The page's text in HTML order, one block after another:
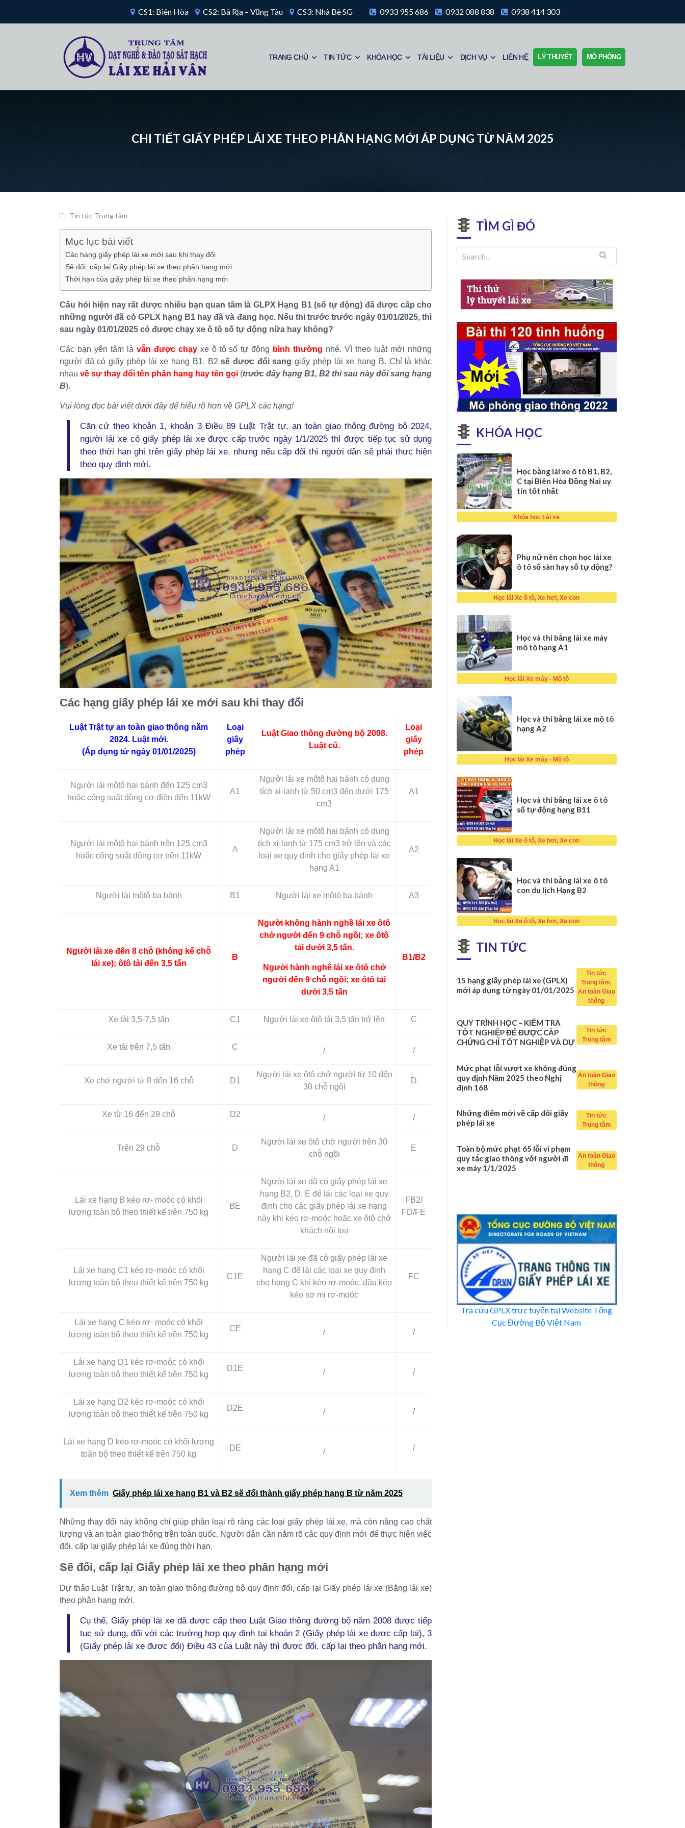
CS1: Biên Hòa CS2: Bà Rịa – Vũng Tàu CS3: Nhà Bè SG 0933 955 686 0932 088 838 0938 414 303
TRANG CHỦ TIN TỨC KHÓA HỌC TÀI LIỆU DỊCH VỤ LIÊN HỆ LÝ THUYẾT MÔ PHỎNG
CHI TIẾT GIẤY PHÉP LÁI XE THEO PHÂN HẠNG MỚI ÁP DỤNG TỪ NĂM 2025
Tin tức Trung tâm
Mục lục bài viết
Các hạng giấy phép lái xe mới sau khi thay đổi
Sẽ đổi, cấp lại Giấy phép lái xe theo phân hạng mới
Thời hạn của giấy phép lái xe theo phân hạng mới
Câu hỏi hiện nay rất được nhiều bạn quan tâm là GLPX Hạng B1 (số tự động) đã được cấp cho
những người đã có GPLX hạng B1 hay đã và đang học. Nếu thi trước trước ngày 01/01/2025, thì
sau ngày 01/01/2025 có được chạy xe ô tô số tự động nữa hay không?
Các bạn yên tâm là vẫn được chạyxe ô tô số tự động bình thường nhé. Vì theo luật mới những
người đã có giấy phép lái xe hạng B1, B2sẽ được đổi sang giấy phép lái xe hạng B. Chỉ là khác
nhau về sự thay đổi tên phân hạng hay tên gọi (trước đây hạng B1, B2 thì sau này đổi sang hạng
B).
Vui lòng đọc bài viết dưới đây để hiểu rõ hơn về GPLX các hạng!
Căn cứ theo khoản 1, khoản 3 Điều 89 Luật Trật tự, an toàn giao thông đường bộ 2024,
người lái xe có giấy phép lái xe được cấp trước ngày 1/1/2025 thì được tiếp tục sử dụng
theo thời hạn ghi trên giấy phép lái xe, nhưng nếu cấp đổi thì người dân sẽ phải thực hiện
theo quy định mới.
Các hạng giấy phép lái xe mới sau khi thay đổi
Luật Trật tự an toàn giao thông năm
2024. Luật mới.
(Áp dụng từ ngày 01/01/2025)
Loại
giấy
phép
Luật Giao thông đường bộ 2008.
Luật cũ.
Loại
giấy
phép
Người lái môtô hai bánh đến 125 cm3
hoặc công suất động cơ điện đến 11kW
A1
Người lái xe môtô hai bánh có dung
tích xi-lanh từ 50 cm3 đến dưới 175
cm3
A1
Người lái môtô hai bánh trên 125 cm3
hoặc công suất động cơ trên 11kW
A
Người lái xe môtô hai bánh có dung
tích xi-lanh từ 175 cm3 trở lên và các
loại xe quy định cho giấy phép lái xe
hạng A1
A2
Người lái môtô ba bánh B1 Người lái xe môtô ba bánh A3
Người lái xe đến 8 chỗ (không kể chỗ
lái xe); ôtô tải đến 3,5 tấn
B
Người không hành nghề lái xe ôtô
chở người đến 9 chỗ ngồi; xe ôtô
tải dưới 3,5 tấn.
Người hành nghề lái xe ôtô chở
người đến 9 chỗ ngồi; xe ôtô tải
dưới 3,5 tấn
B1/B2
Xe tải 3,5-7,5 tấn C1 Người lái xe ôtô tải 3,5 tấn trở lên C
Xe tải trên 7,5 tấn C / /
Xe chở người từ 8 đến 16 chỗ D1
Người lái xe ôtô chở người từ 10 đến
30 chỗ ngồi
D
Xe từ 16 đến 29 chỗ D2 / /
Trên 29 chỗ D
Người lái xe ôtô chở người trên 30
chỗ ngồi
E
Lái xe hạng B kéo rơ- moóc có khối
lượng toàn bộ theo thiết kế trên 750 kg
BE
Người lái xe đã có giấy phép lái xe
hạng B2, D, E để lái các loại xe quy
định cho các giấy phép lái xe hạng
này khi kéo rơ-moóc hoặc xe ôtô chở
khách nối toa
FB2/
FD/FE
Lái xe hạng C1 kéo rơ-moóc có khối
lượng toàn bộ theo thiết kế trên 750 kg
C1E
Người lái xe đã có giấy phép lái xe
hạng C để lái các loại xe quy định
cho hạng C khi kéo rơ-moóc, đầu kéo
kéo sơ mi rơ-moóc
FC
Lái xe hạng C kéo rơ- moóc có khối
lượng toàn bộ theo thiết kế trên 750 kg
CE / /
Lái xe hạng D1 kéo rơ-moóc có khối
lượng toàn bộ theo thiết kế trên 750 kg
D1E / /
Lái xe hạng D2 kéo rơ-moóc có khối
lượng toàn bộ theo thiết kế trên 750 kg
D2E / /
Lái xe hạng D kéo rơ-moóc có khối lượng
toàn bộ theo thiết kế trên 750 kg
DE / /
Xem thêm Giấy phép lái xe hạng B1 và B2 sẽ đổi thành giấy phép hạng B từ năm 2025
Những thay đổi này không chỉ giúp phân loại rõ ràng các loại giấy phép lái xe, mà còn nâng cao chất
lượng và an toàn giao thông trên toàn quốc. Người dân cần nắm rõ các quy định mới để thực hiện việc
đổi, cấp lại giấy phép lái xe đúng thời hạn.
Sẽ đổi, cấp lại Giấy phép lái xe theo phân hạng mới
Dự thảo Luật Trật tự, an toàn giao thông đường bộ quy định đổi, cấp lại Giấy phép lái xe (Bằng lái xe)
theo phân hạng mới.
Cụ thể, Giấy phép lái xe đã được cấp theo Luật Giao thông đường bộ năm 2008 được tiếp
tục sử dụng, đối với các trường hợp quy định tại khoản 2 (Giấy phép lái xe được cấp lại), 3
(Giấy phép lái xe được đổi) Điều 43 của Luật này thì được đổi, cấp lại theo phân hạng mới.
TÌM GÌ ĐÓ
KHÓA HỌC
Học bằng lái xe ô tô B1, B2,
C tại Biên Hòa Đồng Nai uy
tín tốt nhất
Khóa học Lái xe
Phụ nữ nên chọn học lái xe
ô tô số sàn hay số tự động?
Học lái Xe ô tô, Xe hơi, Xe con
Học và thi bằng lái xe máy
mô tô hạng A1
Học lái Xe máy - Mô tô
Học và thi bằng lái xe mô tô
hạng A2
Học lái Xe máy - Mô tô
Học và thi bằng lái xe ô tô
số tự động hạng B11
Học lái Xe ô tô, Xe hơi, Xe con
Học và thi bằng lái xe ô tô
con du lịch Hạng B2
Học lái Xe ô tô, Xe hơi, Xe con
TIN TỨC
15 hạng giấy phép lái xe (GPLX)
mới áp dụng từ ngày 01/01/2025
Tin tức
Trung tâm,
An toàn Giao
thông
QUY TRÌNH HỌC – KIỂM TRA
TỐT NGHIỆP ĐỂ ĐƯỢC CẤP
CHỨNG CHỈ TỐT NGHIỆP VÀ DỰ
Tin tức
Trung tâm
Mức phạt lỗi vượt xe không đúng
quy định Năm 2025 theo Nghị
định 168
An toàn Giao
thông
Những điểm mới về cấp đổi giấy
phép lái xe
Tin tức
Trung tâm
Toàn bộ mức phạt 65 lỗi vi phạm
quy tắc giao thông với người đi
xe máy 1/1/2025
An toàn Giao
thông
Tra cứu GPLX trực tuyến tại Website Tổng
Cục Đường Bộ Việt Nam